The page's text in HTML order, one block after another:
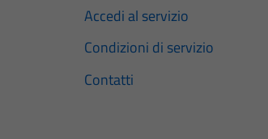
Accedi al servizio
Condizioni di servizio
Contatti